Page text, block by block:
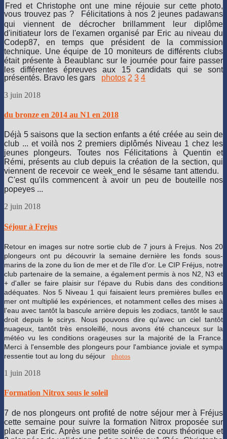
Fred et Christophe ont une mine réjouie sur cette photo,
vous trouvez pas ?
Félicitations à nos 2 jeunes padawans
qui viennent de décrocher brillamment leur diplôme
d'initiateur lors de l'examen organisé par Eric au niveau du
Codep87, en temps que président de la commission
technique. Une équipe de 10 moniteurs de différents clubs
était présente à Beaublanc sur le journée pour faire passer
les différentes épreuves aux 15 candidats qui se sont
présentés. Bravo les gars
photos 2 3 4
3 juin 2018
du bronze en 2014 au N1 en 2018
Déjà 5 saisons que la section enfants a été créée au sein de
club ... et voilà nos 2 premiers diplômés Niveau 1 chez les
jeunes plongeurs. Toutes nos Félicitations à Quentin et
Rémi, présents au club depuis la création de la section, qui
viennent de recevoir ce week_end le sésame tant attendu.
C'est qu'ils commencent à avoir un peu de bouteille nos
popeyes ...
2 juin 2018
Séjour à Frejus
Retour en images sur notre sortie club de 7 jours à Frejus. Nos 20
plongeurs ont pu découvrir la semaine dernière les fonds sous-
marins de la zone du lion de mer et de l'île d'or. Le CIP Fréjus , notre
club partenaire de la semaine, a également permis à nos N2, N3 et
+ d'aller se faire plaisir sur l'épave du Rubis dans des conditions
adéquates. Nos 5 Niveau 1 qui faisaient leurs premières bulles en
mer ont multiplié les expériences, et notamment celles des mises à
l'eau avec tantôt la bascule arrière depuis les zodiacs, tantôt le saut
droit depuis le scirys. Nous pouvons dire qu'avec un ciel tantôt
nuageux, tantôt très ensoleillé, nous avons été chanceux sur la
météo vu les conditions orageuses sur la majorité de la France.
Merci à l'ensemble des plongeurs pour l'ambiance joviale et sympa
ressentie tout au long du séjour
photos
majorité
de
la
France.
Merci
l'ensemble
des
plongeurs
pour
l'ambiance
et
ressentie
tout
au
long
du
séjour
:-)
1 juin 2018
Formation Nitrox sous le soleil
7 de nos plongeurs ont profité de notre séjour mer à Fréjus
cette semaine pour suivre la formation Nitrox proposée sur
place par Eric. Après une petite soirée de cours théorique et